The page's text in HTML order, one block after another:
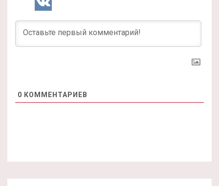
0 КОММЕНТАРИЕВ